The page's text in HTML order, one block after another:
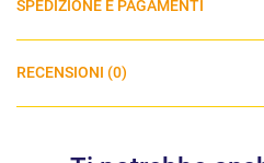
SPEDIZIONE E PAGAMENTI
RECENSIONI (0)